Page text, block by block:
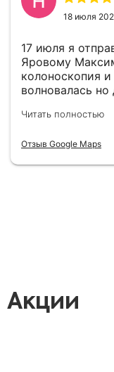
18 июля
17 июля я
Яровому Максиму Николаевичу на процедуру
колоноскопия
волновалась
По выявленному
своевременно
Яровому
Читать полностью
Отзыв Google Maps
Акции